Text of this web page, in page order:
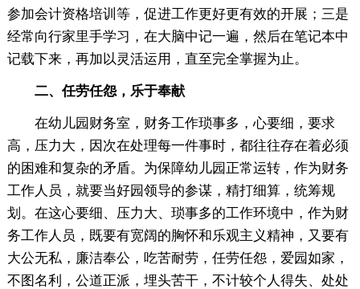
参加会计资格培训等，促进工作更好更有效的开展；三是
经常向行家里手学习，在大脑中记一遍，然后在笔记本中
记载下来，再加以灵活运用，直至完全掌握为止。
二、任劳任怨，乐于奉献
在幼儿园财务室，财务工作琐事多，心要细，要求
高，压力大，因次在处理每一件事时，都往往存在着必须
的困难和复杂的矛盾。为保障幼儿园正常运转，作为财务
工作人员，就要当好园领导的参谋，精打细算，统筹规
划。在这心要细、压力大、琐事多的工作环境中，作为财
务工作人员，既要有宽阔的胸怀和乐观主义精神，又要有
大公无私，廉洁奉公，吃苦耐劳，任劳任怨，爱园如家，
不图名利，公道正派，埋头苦干，不计较个人得失、处处